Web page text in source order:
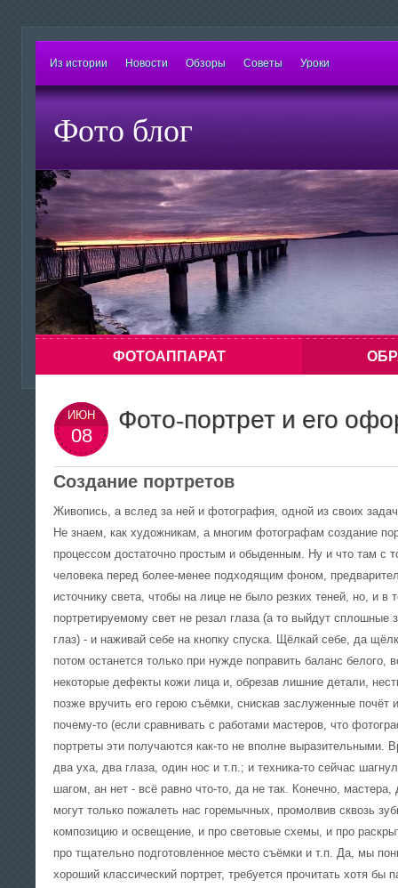
Из истории Новости Обзоры Советы Уроки
Фото блог
ФОТОАППАРАТ
фотоснимок с помощью обыкновенного
спичечного коробка с булавочным
отверстием? Конечно же понадобится весь
набор классического фотографа, но это
сделать можно! Как? Прячем в темноте
плёнку в коробок, выходим на пленэр,
записывай
— сделай
«родном»
ИЮН
08
Фото-портрет и его
Создание портретов
Живопись, а вслед за ней и фотография, одной из своих
Не знаем, как художникам, а многим фотографам создание
процессом достаточно простым и обыденным. Ну и что там с
человека перед более-менее подходящим фоном,
источнику света, чтобы на лице не было резких теней, но, и в
портретируемому свет не резал глаза (а то выйдут
глаз) - и наживай себе на кнопку спуска. Щёлкай себе, да
потом останется только при нужде поправить баланс белого,
некоторые дефекты кожи лица и, обрезав лишние детали,
позже вручить его герою съёмки, снискав заслуженные почёт
почему-то (если сравнивать с работами мастеров, что
портреты эти получаются как-то не вполне выразительными.
два уха, два глаза, один нос и т.п.; и техника-то сейчас
шагом, ан нет - всё равно что-то, да не так. Конечно,
могут только пожалеть нас горемычных, промолвив сквозь
композицию и освещение, и про световые схемы, и про
про тщательно подготовленное место съёмки и т.п. Да, мы
хороший классический портрет, требуется прочитать хотя бы